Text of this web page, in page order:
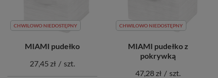
CHWILOWO NIEDOSTĘPNY
MIAMI pudełko
27,45 zł / szt.
CHWILOWO NIEDOSTĘPNY
MIAMI pudełko z
pokrywką
47,28 zł / szt.